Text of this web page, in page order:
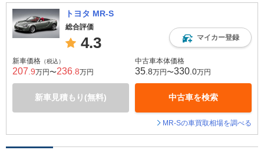
トヨタ MR-S
総合評価
4.3 マイカー登録
新車価格 （税込）
207 .9万円〜236 .8万円
新車見積もり(無料)
中古車本体価格
35 .8万円〜330 .0万円
中古車を検索
MR-Sの車買取相場を調べる